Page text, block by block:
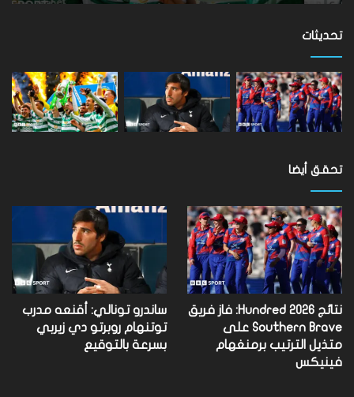
مستوى
العالم
تحديثات
تحقق أيضا
نتائج Hundred 2026: فاز فريق
Southern Brave على
متذيل الترتيب برمنغهام
فينيكس
ساندرو تونالي: أقنعه مدرب
توتنهام روبرتو دي زيربي
بسرعة بالتوقيع